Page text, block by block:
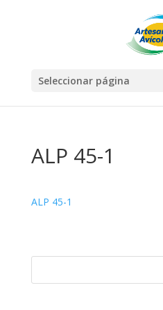
Seleccionar página
ALP 45-1
ALP 45-1